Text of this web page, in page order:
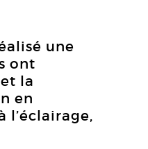
une
ont
la
en
l’éclairage,